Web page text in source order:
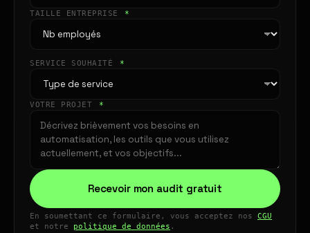
TAILLE ENTREPRISE *
SERVICE SOUHAITÉ *
VOTRE PROJET *
Recevoir mon audit gratuit
En soumettant ce formulaire, vous acceptez nos CGU
et notre politique de données .